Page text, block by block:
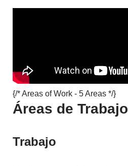
{/* Areas of Work - 5 Areas */}
Áreas de Trabajo
Trabajo